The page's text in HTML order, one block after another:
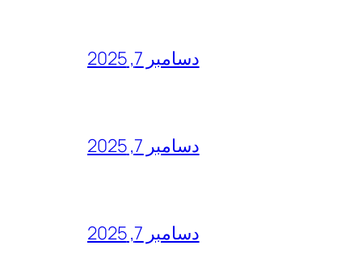
دسامبر 7, 2025
دسامبر 7, 2025
دسامبر 7, 2025